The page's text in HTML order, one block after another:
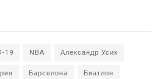
19 NBA
Александр Усик
Барселона
Биатлон